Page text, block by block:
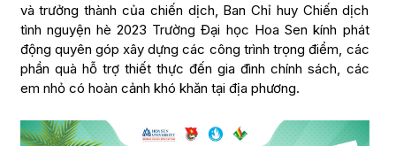
và trưởng thành của chiến dịch, Ban Chỉ huy Chiến dịch
tình nguyện hè 2023 Trường Đại học Hoa Sen kính phát
động quyên góp xây dựng các công trình trọng điểm, các
phần quà hỗ trợ thiết thực đến gia đình chính sách, các
em nhỏ có hoàn cảnh khó khăn tại địa phương.